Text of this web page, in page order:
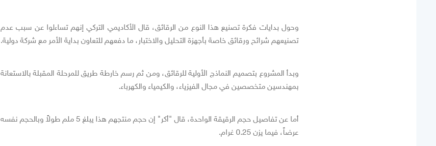
وحول بدايات فكرة تصنيع هذا النوع من الرقائق، قال الأكاديمي التركي إنهم تساءلوا عن سبب عدم
تصنيعهم شرائح ورقائق خاصة بأجهزة التحليل والاختبار، ما دفعهم للتعاون بداية الأمر مع شركة دولية.
وبدأ المشروع بتصميم النماذج الأولية للرقائق، ومن ثم رسم خارطة طريق للمرحلة المقبلة بالاستعانة
بمهندسين متخصصين في مجال الفيزياء، والكيمياء والكهرباء.
أما عن تفاصيل حجم الرقيقة الواحدة، قال "أكر" إن حجم منتجهم هذا يبلغ 5 ملم طولاً وبالحجم نفسه
عرضاً، فيما يزن 0.25 غرام.